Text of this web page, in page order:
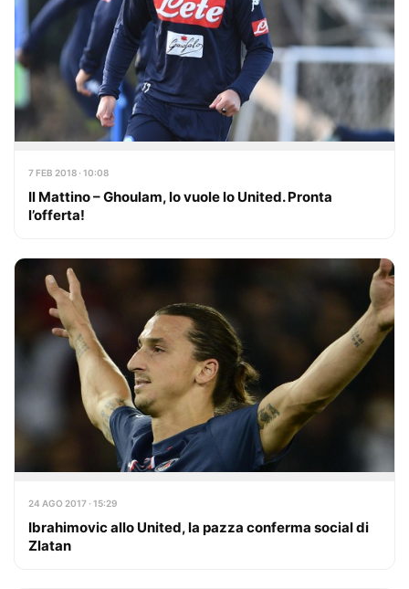
7 FEB 2018 · 10:08
Il Mattino – Ghoulam, lo vuole lo United. Pronta
l’offerta!
24 AGO 2017 · 15:29
Ibrahimovic allo United, la pazza conferma social di
Zlatan